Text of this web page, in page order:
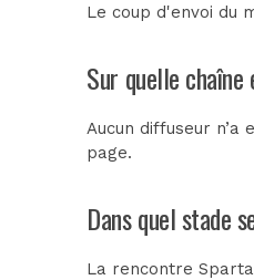
Le coup d'envoi du
Sur quelle
Aucun diffuseur
page.
Dans quel stade
La rencontre